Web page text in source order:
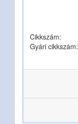
Cikkszám:
Gyári cikkszám: